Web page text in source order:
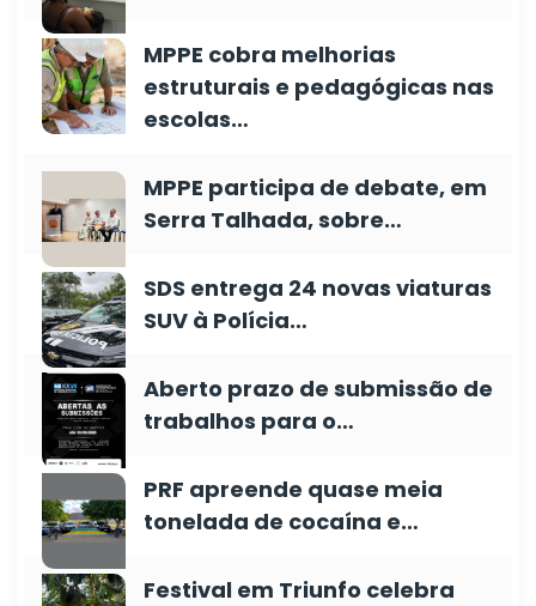
MPPE cobra melhorias
estruturais e pedagógicas nas
escolas…
MPPE participa de debate, em
Serra Talhada, sobre…
SDS entrega 24 novas viaturas
SUV à Polícia…
Aberto prazo de submissão de
trabalhos para o…
PRF apreende quase meia
tonelada de cocaína e…
Festival em Triunfo celebra